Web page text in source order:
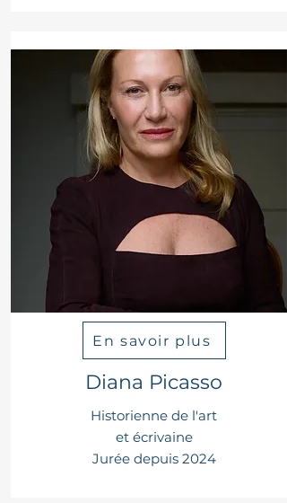
En savoir plus
Diana Picasso
Historienne de l'art
et écrivaine
Jurée depuis 2024